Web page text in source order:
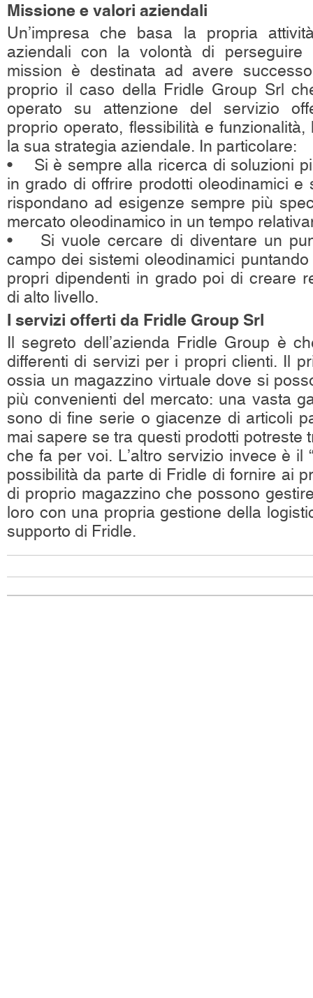
Missione e valori aziendali
Un’impresa che basa la propria
aziendali con la volontà di
mission è destinata ad avere
proprio il caso della Fridle Group Srl
operato su attenzione del servizio
proprio operato, flessibilità e
la sua strategia aziendale. In particolare:
• Si è sempre alla ricerca di soluzioni
in grado di offrire prodotti oleodinamici e
rispondano ad esigenze sempre più
mercato oleodinamico in un tempo
• Si vuole cercare di diventare un
campo dei sistemi oleodinamici
propri dipendenti in grado poi di creare
di alto livello.
I servizi offerti da Fridle Group Srl
Il segreto dell’azienda Fridle Group è
differenti di servizi per i propri clienti. Il
ossia un magazzino virtuale dove si
più convenienti del mercato: una vasta
sono di fine serie o giacenze di articoli
mai sapere se tra questi prodotti potreste
che fa per voi. L’altro servizio invece è il
possibilità da parte di Fridle di fornire ai
di proprio magazzino che possono
loro con una propria gestione della
supporto di Fridle.